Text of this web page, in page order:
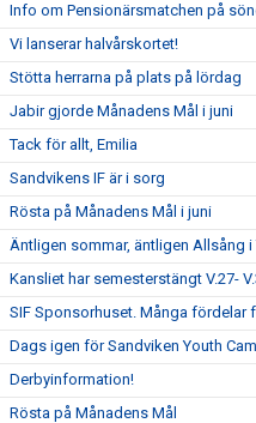
Info om Pensionärsmatchen på
Vi lanserar halvårskortet!
Stötta herrarna på plats på lördag
Jabir gjorde Månadens Mål i juni
Tack för allt, Emilia
Sandvikens IF är i sorg
Rösta på Månadens Mål i juni
Äntligen sommar, äntligen Allsång i
Kansliet har semesterstängt V.27-
SIF Sponsorhuset. Många fördelar
Dags igen för Sandviken Youth
Derbyinformation!
Rösta på Månadens Mål